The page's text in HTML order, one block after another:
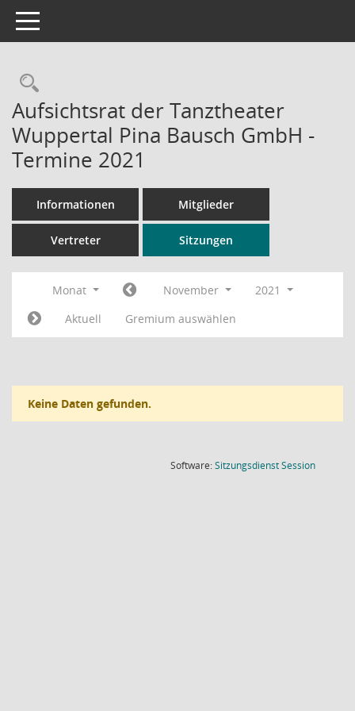
Toggle navigation
Rechercheauswahl
Aufsichtsrat der Tanztheater
Wuppertal Pina Bausch GmbH -
Termine 2021
Informationen Mitglieder
Vertreter Sitzungen
Monat November
2021
Aktuell
Gremium auswählen
Keine Daten gefunden.
Software:SitzungsdienstSession(Wird in